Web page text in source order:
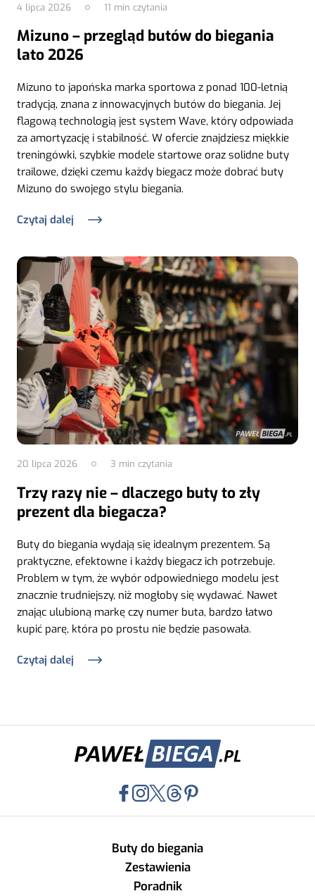
4 lipca 2026 11 min czytania
Mizuno – przegląd butów do biegania
lato 2026
Mizuno to japońska marka sportowa z ponad 100-letnią
tradycją, znana z innowacyjnych butów do biegania. Jej
flagową technologią jest system Wave, który odpowiada
za amortyzację i stabilność. W ofercie znajdziesz miękkie
treningówki, szybkie modele startowe oraz solidne buty
trailowe, dzięki czemu każdy biegacz może dobrać buty
Mizuno do swojego stylu biegania.
Czytaj dalej
20 lipca 2026 3 min czytania
Trzy razy nie – dlaczego buty to zły
prezent dla biegacza?
Buty do biegania wydają się idealnym prezentem. Są
praktyczne, efektowne i każdy biegacz ich potrzebuje.
Problem w tym, że wybór odpowiedniego modelu jest
znacznie trudniejszy, niż mogłoby się wydawać. Nawet
znając ulubioną markę czy numer buta, bardzo łatwo
kupić parę, która po prostu nie będzie pasowała.
Czytaj dalej
Buty do biegania
Zestawienia
Poradnik